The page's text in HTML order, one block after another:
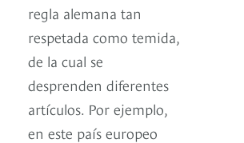
regla alemana tan
respetada como temida,
de la cual se
desprenden diferentes
artículos. Por ejemplo,
en este país europeo